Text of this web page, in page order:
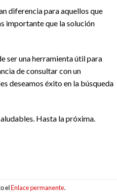
diferencia para aquellos que
importante que la solución
ser una herramienta útil para
de consultar con un
deseamos éxito en la búsqueda
Hasta la próxima.
elEnlace permanente.